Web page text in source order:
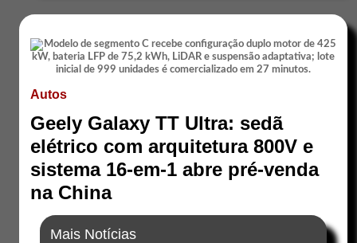
Autos
Geely Galaxy TT Ultra: sedã
elétrico com arquitetura 800V e
sistema 16-em-1 abre pré-venda
na China
Mais Notícias